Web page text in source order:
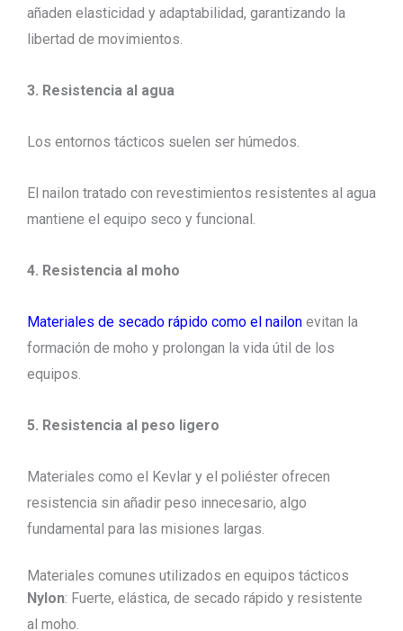
añaden elasticidad y adaptabilidad, garantizando la
libertad de movimientos.
3. Resistencia al agua
Los entornos tácticos suelen ser húmedos.
El nailon tratado con revestimientos resistentes al agua
mantiene el equipo seco y funcional.
4. Resistencia al moho
Materiales de secado rápido como el nailon evitan la
formación de moho y prolongan la vida útil de los
equipos.
5. Resistencia al peso ligero
Materiales como el Kevlar y el poliéster ofrecen
resistencia sin añadir peso innecesario, algo
fundamental para las misiones largas.
Materiales comunes utilizados en equipos tácticos
Nylon: Fuerte, elástica, de secado rápido y resistente
al moho.